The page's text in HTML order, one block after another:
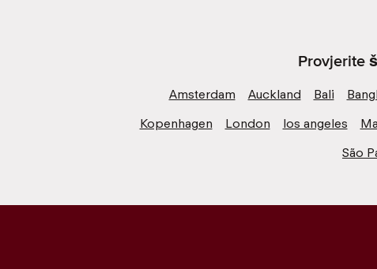
Provjerite
Amsterdam Auckland Bali
Kopenhagen
London los angeles
São